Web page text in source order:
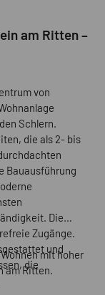
am Ritten –
von
Schlern.
die als 2- bis
Bauausführung
Die
Zugänge.
und
die
mit hoher
am Ritten.